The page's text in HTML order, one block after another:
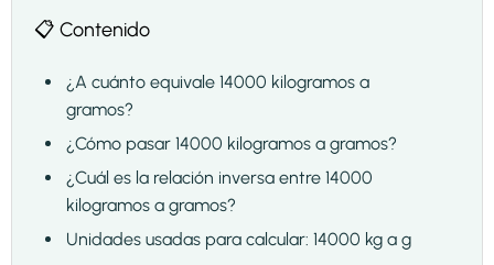
📋 Contenido
¿A cuánto equivale 14000 kilogramos a
gramos?
¿Cómo pasar 14000 kilogramos a gramos?
¿Cuál es la relación inversa entre 14000
kilogramos a gramos?
Unidades usadas para calcular: 14000 kg a g